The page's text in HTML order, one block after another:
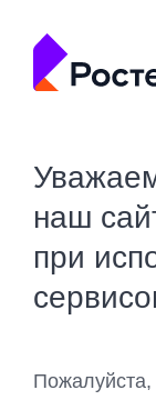
наш
при